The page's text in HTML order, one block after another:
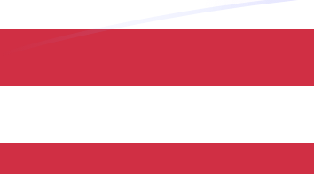
100 BTC 6 502 160 USD
5 000 BTC 325 108 000 USD